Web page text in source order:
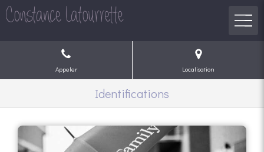
Appeler Localisation
Identifications